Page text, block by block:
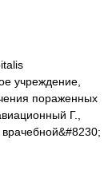
учреждение,
пораженных
Г.,